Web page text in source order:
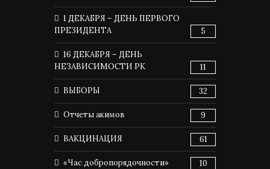
1 ДЕКАБРЯ – ДЕНЬ ПЕРВОГО
ПРЕЗИДЕНТА
5
16 ДЕКАБРЯ – ДЕНЬ
НЕЗАВИСИМОСТИ РК
11
ВЫБОРЫ 32
Отчеты акимов 9
ВАКЦИНАЦИЯ 61
«Час добропорядочности» 10